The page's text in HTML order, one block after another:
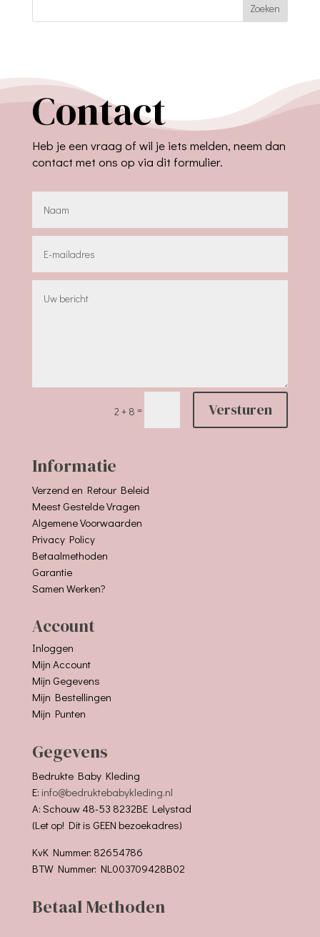
Zoeken
Contact
Heb je een vraag of wil je iets melden, neem dan
contact met ons op via dit formulier.
2 + 8 = Versturen
Informatie
Verzend en Retour Beleid
Meest Gestelde Vragen
Algemene Voorwaarden
Privacy Policy
Betaalmethoden
Garantie
Samen Werken?
Account
Inloggen
Mijn Account
Mijn Gegevens
Mijn Bestellingen
Mijn Punten
Gegevens
Bedrukte Baby Kleding
E: info@bedruktebabykleding.nl
A: Schouw 48-53 8232BE Lelystad
(Let op! Dit is GEEN bezoekadres)
KvK Nummer: 82654786
BTW Nummer: NL003709428B02
Betaal Methoden